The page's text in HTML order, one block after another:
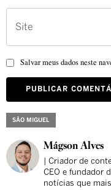
Salvar meus dados neste
SÃO MIGUEL
Mágson Alves
| Criador de
CEO e fundador
notícias que